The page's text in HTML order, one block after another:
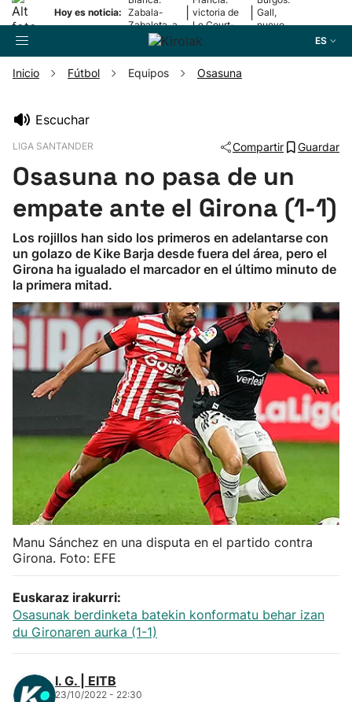
Hoy es noticia: Zabala-
Zabaleta, a
la final
victoria de
Le Court-
Pienaar
Gall,
nuevo
ES
Pelota
Remo
Baloncesto
Ciclismo
Herri-kirolak
Balonmano
Kirolak 360
Atletismo
Carreras de montaña
Más deportes
"Helmuga"
Inicio Fútbol Equipos Osasuna
Escuchar
LIGA SANTANDER Compartir Guardar
Osasuna no pasa de un
empate ante el Girona (1-1)
Los rojillos han sido los primeros en adelantarse con
un golazo de Kike Barja desde fuera del área, pero el
Girona ha igualado el marcador en el último minuto de
la primera mitad.
Manu Sánchez en una disputa en el partido contra
Girona. Foto: EFE
Euskaraz irakurri:
Osasunak berdinketa batekin konformatu behar izan
du Gironaren aurka (1-1)
I. G. | EITB
23/10/2022 - 22:30